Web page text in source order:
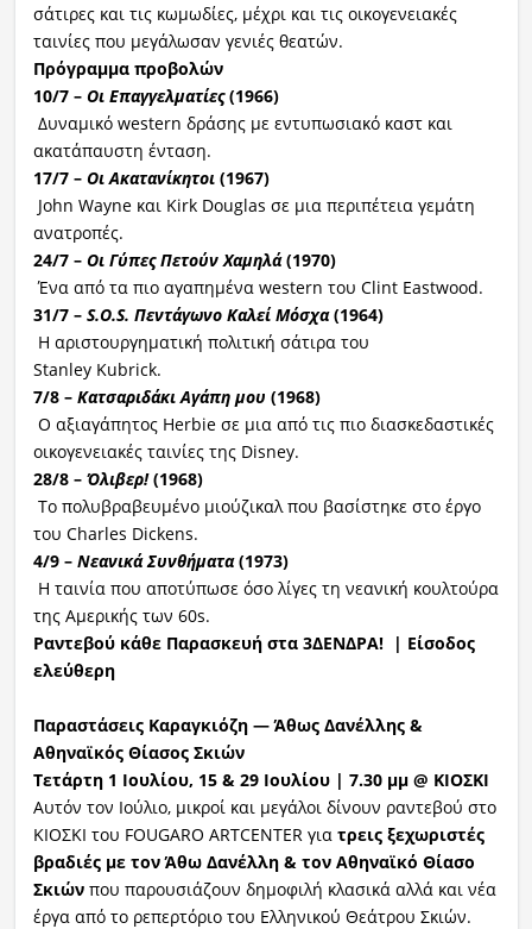
σάτιρες και τις κωμωδίες, μέχρι και τις οικογενειακές
ταινίες που μεγάλωσαν γενιές θεατών.
Πρόγραμμα προβολών
10/7 – Οι Επαγγελματίες(1966)
Δυναμικό western δράσης με εντυπωσιακό καστ και
ακατάπαυστη ένταση.
17/7 – Οι Ακατανίκητοι(1967)
John Wayne και Kirk Douglas σε μια περιπέτεια γεμάτη
ανατροπές.
24/7 – Οι Γύπες Πετούν Χαμηλά(1970)
Ένα από τα πιο αγαπημένα western του Clint Eastwood.
31/7 – S.O.S. Πεντάγωνο Καλεί Μόσχα(1964)
Η αριστουργηματική πολιτική σάτιρα του
Stanley Kubrick.
7/8 – ΚατσαριδάκιΑγάπη μου (1968)
Ο αξιαγάπητος Herbie σε μια από τις πιο διασκεδαστικές
οικογενειακές ταινίες της Disney.
28/8 – Όλιβερ!(1968)
Το πολυβραβευμένο μιούζικαλ που βασίστηκε στο έργο
του Charles Dickens.
4/9 – Νεανικά Συνθήματα(1973)
Η ταινία που αποτύπωσε όσο λίγες τη νεανική κουλτούρα
της Αμερικής των 60s.
Ραντεβού κάθε Παρασκευή στα 3ΔΕΝΔΡΑ! | Είσοδος
ελεύθερη
Παραστάσεις Καραγκιόζη — Άθως Δανέλλης&
Αθηναϊκός Θίασος Σκιών
Τετάρτη 1 Ιουλίου, 15 & 29 Ιουλίου | 7.30 μμ@ ΚΙΟΣΚΙ
Αυτόν τον Ιούλιο, μικροί και μεγάλοι δίνουν ραντεβού στο
ΚΙΟΣΚΙ του FOUGARO ARTCENTER για τρεις ξεχωριστές
βραδιές με τον Άθω Δανέλλη& τον Αθηναϊκό Θίασο
Σκιώνπου παρουσιάζουν δημοφιλή κλασικά αλλά και νέα
έργα από το ρεπερτόριο του Ελληνικού Θεάτρου Σκιών.